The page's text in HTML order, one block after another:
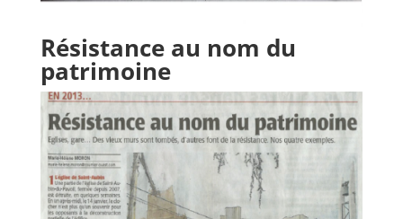
Résistance au nom du
patrimoine